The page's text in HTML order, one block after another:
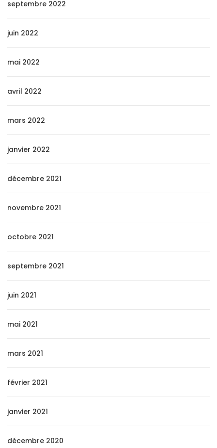
septembre 2022
juin 2022
mai 2022
avril 2022
mars 2022
janvier 2022
décembre 2021
novembre 2021
octobre 2021
septembre 2021
juin 2021
mai 2021
mars 2021
février 2021
janvier 2021
décembre 2020